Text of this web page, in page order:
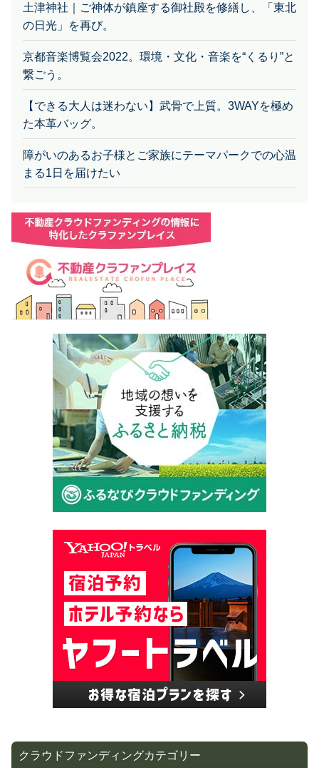
土津神社｜ご神体が鎮座する御社殿を修繕し、「東北
の日光」を再び。
京都音楽博覧会2022。環境・文化・音楽を“くるり”と
繋ごう。
【できる大人は迷わない】武骨で上質。3WAYを極め
た本革バッグ。
障がいのあるお子様とご家族にテーマパークでの心温
まる1日を届けたい
クラウドファンディングカテゴリー